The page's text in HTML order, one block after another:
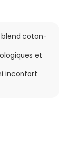
polyester
blend coton-
et
inconfort